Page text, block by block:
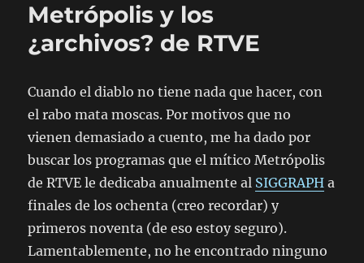
Metrópolis y los
¿archivos? de RTVE
Cuando el diablo no tiene nada que hacer, con
el rabo mata moscas. Por motivos que no
vienen demasiado a cuento, me ha dado por
buscar los programas que el mítico Metrópolis
de RTVE le dedicaba anualmente al SIGGRAPH a
finales de los ochenta (creo recordar) y
primeros noventa (de eso estoy seguro).
Lamentablemente, no he encontrado ninguno